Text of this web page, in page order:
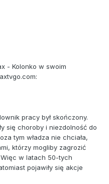
- Kolonko w swoim
pracy był skończony.
się choroby i niezdolność do
tym władza nie chciała,
którzy mogliby zagrozić
w latach 50-tych
pojawiły się akcje